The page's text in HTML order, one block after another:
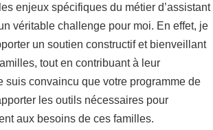
enjeux spécifiques du métier d’assistant
véritable challenge pour moi. En effet, je
un soutien constructif et bienveillant
tout en contribuant à leur
suis convaincu que votre programme de
les outils nécessaires pour
aux besoins de ces familles.